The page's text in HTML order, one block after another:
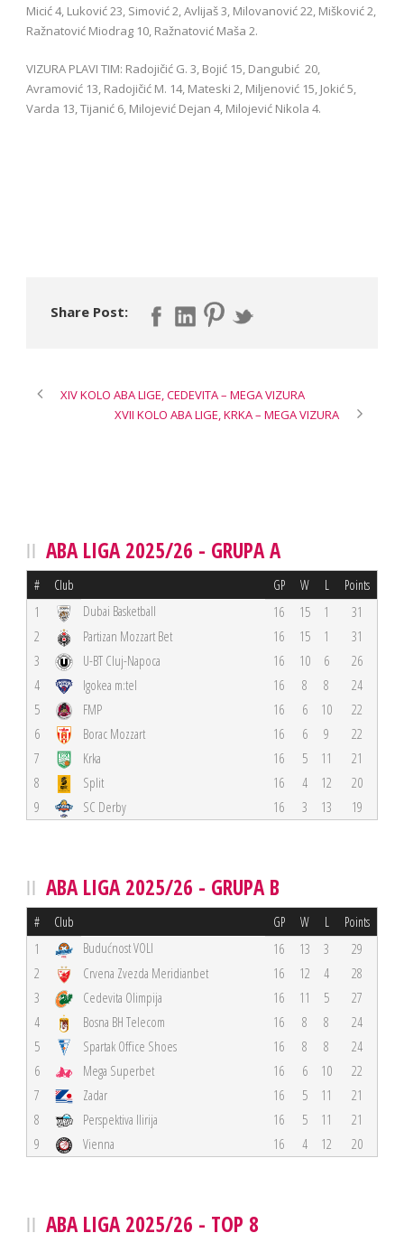
Micić 4, Luković 23, Simović 2, Avlijaš 3, Milovanović 22, Mišković 2,
Ražnatović Miodrag 10, Ražnatović Maša 2.
VIZURA PLAVI TIM: Radojičić G. 3, Bojić 15, Dangubić 20,
Avramović 13, Radojičić M. 14, Mateski 2, Miljenović 15, Jokić 5,
Varda 13, Tijanić 6, Milojević Dejan 4, Milojević Nikola 4.
Share Post:
XIV KOLO ABA LIGE, CEDEVITA – MEGA VIZURA
XVII KOLO ABA LIGE, KRKA – MEGA VIZURA
ABA LIGA 2025/26 - GRUPA A
# Club GP W L Points
1 Dubai Basketball 16 15 1
31
2
Partizan Mozzart Bet 16 15 1
31
3
U-BT Cluj-Napoca 16 10 6
26
4
Igokea m:tel 16 8 8
24
5
FMP 16 6 10
22
6
Borac Mozzart 16 6 9
22
7
Krka 16 5 11
21
8
Split 16 4 12
20
9
SC Derby 16 3 13 19
ABA LIGA 2025/26 - GRUPA B
# Club GP W L Points
1 Budućnost VOLI 16 13 3
29
2
Crvena Zvezda Meridianbet 16 12 4
28
3
Cedevita Olimpija 16 11 5
27
4
Bosna BH Telecom 16 8 8
24
5
Spartak Office Shoes 16 8 8
24
6
Mega Superbet 16 6 10
22
7
Zadar 16 5 11
21
8
Perspektiva Ilirija 16 5 11
21
9
Vienna 16 4 12 20
ABA LIGA 2025/26 - TOP 8